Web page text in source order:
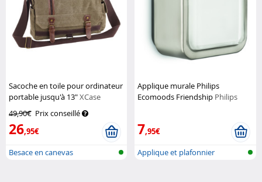
Sacoche en toile pour ordinateur
portable jusqu'à 13"XCase
49,90€ Prix conseillé
26,95€
Besace en canevas
Applique murale Philips
Ecomoods Friendship Philips
7,95€
Applique et plafonnier